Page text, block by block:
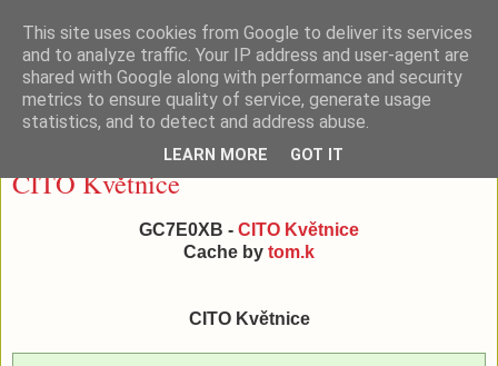
Tišnovské (geo)pivko
středa 1. listopadu 2017
CITO Květnice
GC7E0XB - CITO Květnice
Cache by tom.k
CITO Květnice
This site uses cookies from Google to deliver its services
and to analyze traffic. Your IP address and user-agent are
shared with Google along with performance and security
metrics to ensure quality of service, generate usage
statistics, and to detect and address abuse.
LEARN MORE GOT IT